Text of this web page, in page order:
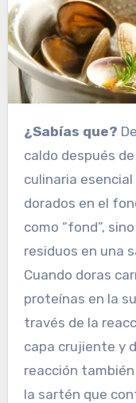
¿Sabías que?
caldo después
culinaria
dorados en el
como “fond”,
residuos en una
Cuando doras
proteínas en la
través de la
capa crujiente y
reacción
la sartén que